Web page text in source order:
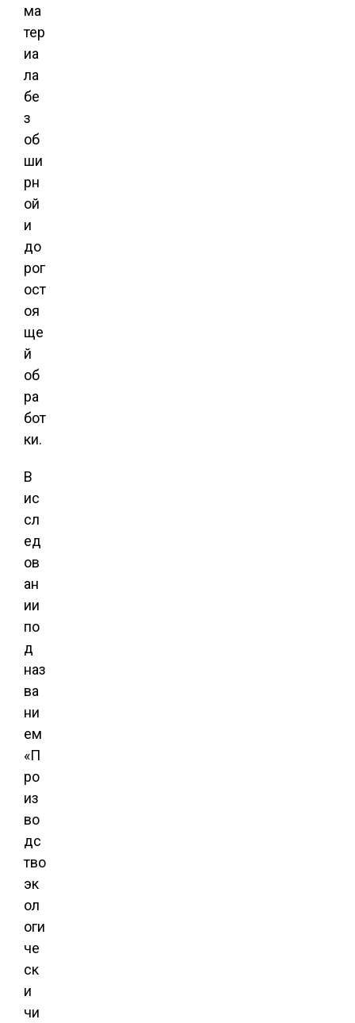
ма
тер
иа
ла
бе
з
об
ши
рн
ой
и
до
рог
ост
оя
ще
й
об
ра
бот
ки.
В
ис
сл
ед
ов
ан
ии
по
д
наз
ва
ни
ем
«П
ро
из
во
дс
тво
эк
ол
оги
че
ск
и
чи